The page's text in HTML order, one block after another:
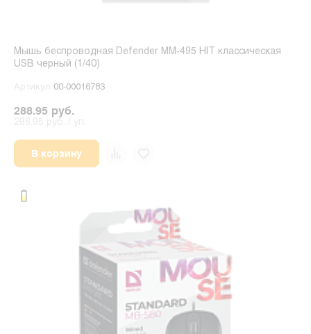
Мышь беспроводная Defender MM-495 HIT классическая
USB черный (1/40)
Артикул 00-00016783
288.95 руб.
В корзину